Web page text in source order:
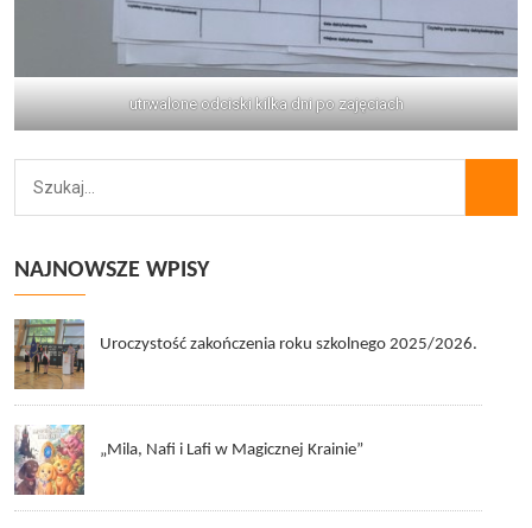
utrwalone odciski kilka dni po zajęciach
NAJNOWSZE WPISY
Uroczystość zakończenia roku szkolnego 2025/2026.
„Mila, Nafi i Lafi w Magicznej Krainie”